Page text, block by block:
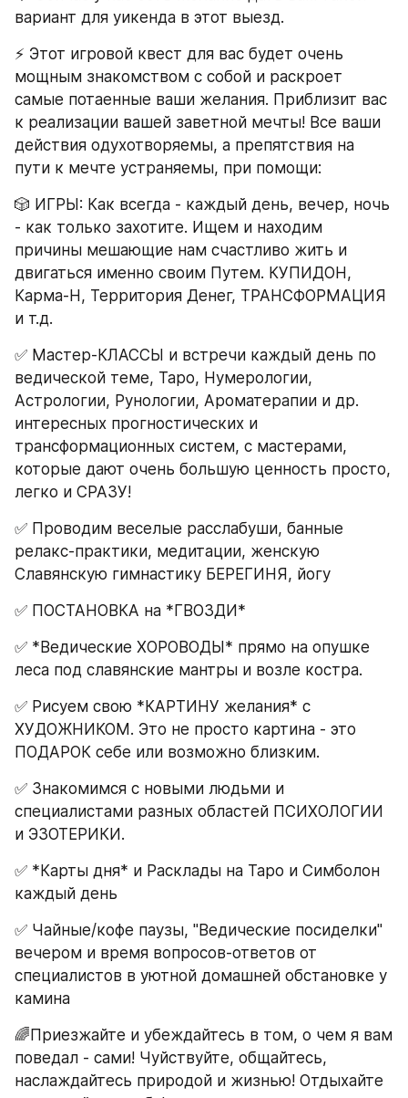
вариант для уикенда в этот выезд.
⚡️ Этот игровой квест для вас будет очень
мощным знакомством с собой и раскроет
самые потаенные ваши желания. Приблизит вас
к реализации вашей заветной мечты! Все ваши
действия одухотворяемы, а препятствия на
пути к мечте устраняемы, при помощи:
🎲 ИГРЫ: Как всегда - каждый день, вечер, ночь
- как только захотите. Ищем и находим
причины мешающие нам счастливо жить и
двигаться именно своим Путем. КУПИДОН,
Карма-Н, Территория Денег, ТРАНСФОРМАЦИЯ
и т.д.
✅ Мастер-КЛАССЫ и встречи каждый день по
ведической теме, Таро, Нумерологии,
Астрологии, Рунологии, Ароматерапии и др.
интересных прогностических и
трансформационных систем, с мастерами,
которые дают очень большую ценность просто,
легко и СРАЗУ!
✅ Проводим веселые расслабуши, банные
релакс-практики, медитации, женскую
Славянскую гимнастику БЕРЕГИНЯ, йогу
✅ ПОСТАНОВКА на *ГВОЗДИ*
✅ *Ведические ХОРОВОДЫ* прямо на опушке
леса под славянские мантры и возле костра.
✅ Рисуем свою *КАРТИНУ желания* с
ХУДОЖНИКОМ. Это не просто картина - это
ПОДАРОК себе или возможно близким.
✅ Знакомимся с новыми людьми и
специалистами разных областей ПСИХОЛОГИИ
и ЭЗОТЕРИКИ.
✅ *Карты дня* и Расклады на Таро и Симболон
каждый день
✅ Чайные/кофе паузы, "Ведические посиделки"
вечером и время вопросов-ответов от
специалистов в уютной домашней обстановке у
камина
🌈Приезжайте и убеждайтесь в том, о чем я вам
поведал - сами! Чуйствуйте, общайтесь,
наслаждайтесь природой и жизнью! Отдыхайте